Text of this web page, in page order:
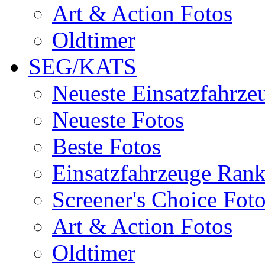
Art & Action Fotos
Oldtimer
SEG/KATS
Neueste
Neueste Fotos
Beste Fotos
Einsatzfahrzeuge
Screener's Choice
Art & Action Fotos
Oldtimer